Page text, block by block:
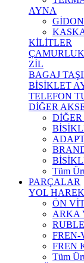
AYNA
KİLİTLER
ZİL
BAGAJ
BİSİKLET
TELEFON
DİĞER
Tüm
PARÇALAR
YOL
ÖN
ARKA
RUBLE
FREN-
FREN
Tüm